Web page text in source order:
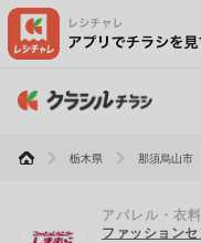
栃木県 那須烏山市
アパレル・衣
ファッション